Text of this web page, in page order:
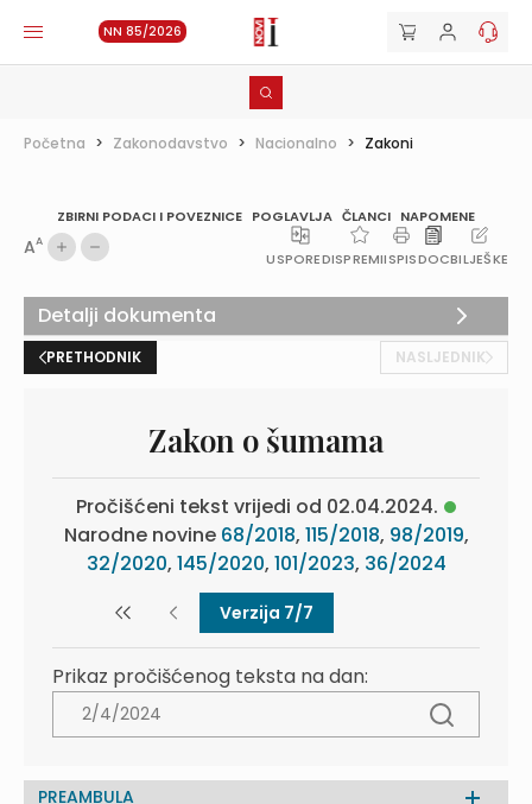
NN 85/2026
Početna > Zakonodavstvo > Nacionalno > Zakoni
ZBIRNI PODACI I POVEZNICE POGLAVLJA ČLANCI NAPOMENE
AA
USPOREDISPREMIISPISDOCBILJEŠKE
PRETHODNIK NASLJEDNIK
Zakon o šumama
Pročišćeni tekst vrijedi od 02.04.2024.
Narodne novine 68/2018, 115/2018, 98/2019,
32/2020, 145/2020, 101/2023, 36/2024
Verzija 7/7
Prikaz pročišćenog teksta na dan:
PREAMBULA
Detalji dokumenta